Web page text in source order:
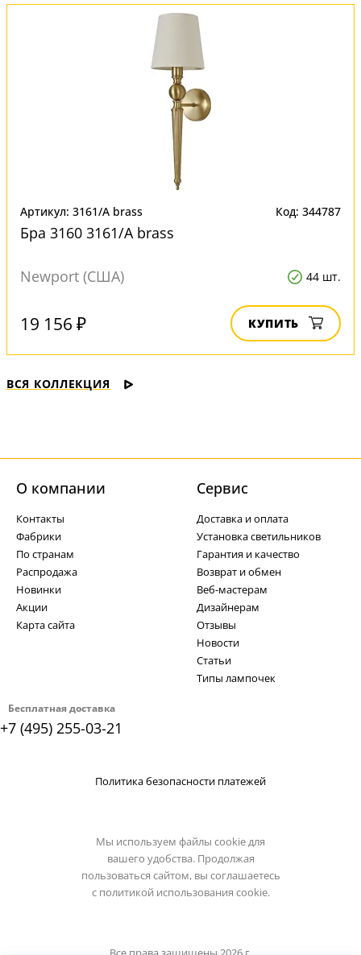
Артикул: 3161/A brass Код: 344787
Бра 3160 3161/A brass
Newport (США) 44 шт.
19 156 ₽ КУПИТЬ
ВСЯ КОЛЛЕКЦИЯ
Бесплатная доставка
+7 (495) 255-03-21
О компании
Контакты
Фабрики
По странам
Распродажа
Новинки
Акции
Карта сайта
Cервис
Доставка и оплата
Установка светильников
Гарантия и качество
Возврат и обмен
Веб-мастерам
Дизайнерам
Отзывы
Новости
Статьи
Типы лампочек
Политика безопасности платежей
Мы используем файлы cookie для
вашего удобства. Продолжая
пользоваться сайтом, вы соглашаетесь
с политикой использования cookie.